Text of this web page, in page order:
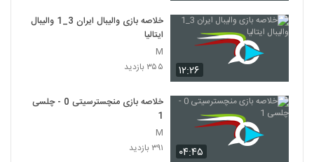
۱۲:۲۶
خلاصه بازی والیبال ایران 3_1 والیبال
ایتالیا
M
۳۵۵ بازدید
۰۴:۴۵
خلاصه بازی منچسترسیتی 0 - چلسی
1
M
۳۹۱ بازدید